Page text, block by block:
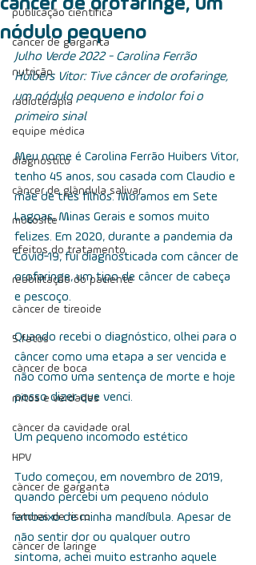
publicação científica
câncer de garganta
nutrição
radioterapia
equipe médica
diagnóstico
câncer de glândula salivar
mucosite
efeitos do tratamento
reabilitação do paciente
câncer de tireoide
5 fatos
câncer de boca
mitos e verdades
câncer da cavidade oral
HPV
câncer de garganta
fatores de risco
câncer de laringe
nódulo pequeno
Julho Verde 2022 - Carolina Ferrão
Huibers Vitor: Tive câncer de orofaringe,
um nódulo pequeno e indolor foi o
primeiro sinal
Meu nome é Carolina Ferrão Huibers Vitor,
tenho 45 anos, sou casada com Claudio e
mãe de três filhos. Moramos em Sete
Lagoas, Minas Gerais e somos muito
felizes. Em 2020, durante a pandemia da
Covid-19, fui diagnosticada com câncer de
orofaringe, um tipo de câncer de cabeça
e pescoço.
Quando recebi o diagnóstico, olhei para o
câncer como uma etapa a ser vencida e
não como uma sentença de morte e hoje
posso dizer que venci.
Um pequeno incomodo estético
Tudo começou, em novembro de 2019,
quando percebi um pequeno nódulo
embaixo de minha mandíbula. Apesar de
não sentir dor ou qualquer outro
sintoma, achei muito estranho aquele